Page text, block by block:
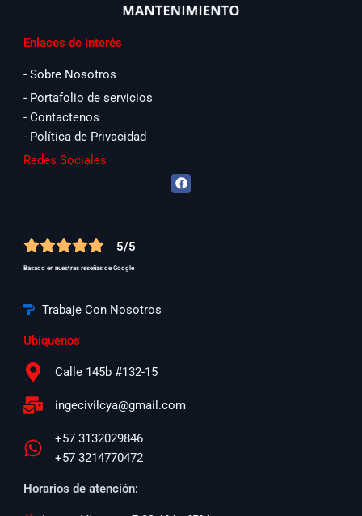
Enlaces de interés
- Sobre Nosotros
- Portafolio de servicios
- Contactenos
- Política de Privacidad
Redes Sociales
F
a
5/5
Basado en nuestras reseñas de Google
Trabaje Con Nosotros
Ubíquenos
Calle 145b #132-15
ingecivilcya@gmail.com
+57 3132029846
+57 3214770472
Horarios de atención: